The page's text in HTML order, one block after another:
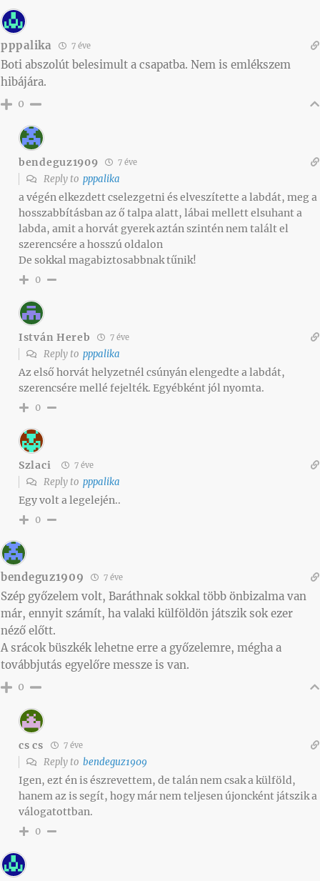
pppalika 7 éve
Boti abszolút belesimult a csapatba. Nem is emlékszem
hibájára.
0
bendeguz1909 7 éve
Reply to pppalika
a végén elkezdett cselezgetni és elveszítette a labdát, meg a
hosszabbításban az ő talpa alatt, lábai mellett elsuhant a
labda, amit a horvát gyerek aztán szintén nem talált el
szerencsére a hosszú oldalon
De sokkal magabiztosabbnak tűnik!
0
István Hereb 7 éve
Reply to pppalika
Az első horvát helyzetnél csúnyán elengedte a labdát,
szerencsére mellé fejelték. Egyébként jól nyomta.
0
Szlaci 7 éve
Reply to pppalika
Egy volt a legelején..
0
bendeguz1909 7 éve
Szép győzelem volt, Baráthnak sokkal több önbizalma van
már, ennyit számít, ha valaki külföldön játszik sok ezer
néző előtt.
A srácok büszkék lehetne erre a győzelemre, mégha a
továbbjutás egyelőre messze is van.
0
cs cs 7 éve
Reply to bendeguz1909
Igen, ezt én is észrevettem, de talán nem csak a külföld,
hanem az is segít, hogy már nem teljesen újoncként játszik a
válogatottban.
0